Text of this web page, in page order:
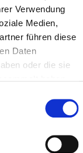
Verwendung
Medien,
führen diese
Daten
oder die sie